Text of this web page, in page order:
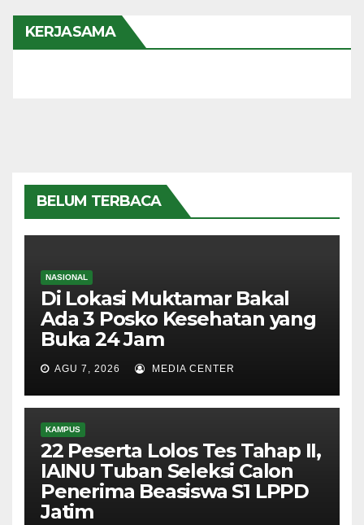
KERJASAMA
BELUM TERBACA
NASIONAL
Di Lokasi Muktamar Bakal
Ada 3 Posko Kesehatan yang
Buka 24 Jam
AGU 7, 2026 MEDIA CENTER
KAMPUS
22 Peserta Lolos Tes Tahap II,
IAINU Tuban Seleksi Calon
Penerima Beasiswa S1 LPPD
Jatim